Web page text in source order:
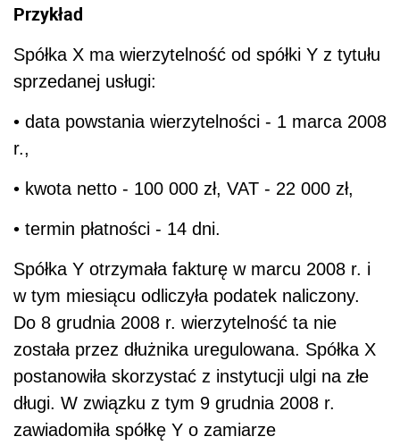
Przykład
Spółka X ma wierzytelność od spółki Y z tytułu
sprzedanej usługi:
• data powstania wierzytelności - 1 marca 2008
r.,
• kwota netto - 100 000 zł, VAT - 22 000 zł,
• termin płatności - 14 dni.
Spółka Y otrzymała fakturę w marcu 2008 r. i
w tym miesiącu odliczyła podatek naliczony.
Do 8 grudnia 2008 r. wierzytelność ta nie
została przez dłużnika uregulowana. Spółka X
postanowiła skorzystać z instytucji ulgi na złe
długi. W związku z tym 9 grudnia 2008 r.
zawiadomiła spółkę Y o zamiarze